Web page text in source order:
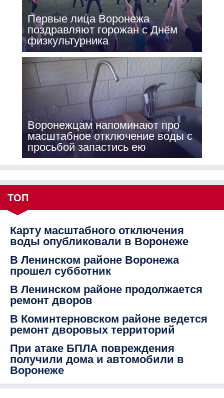
Первые лица Воронежа
поздравляют горожан с Днём
физкультурника
Воронежцам напоминают про
масштабное отключение воды с
просьбой запастись ею
ТОП
Карту масштабного отключения
воды опубликовали в Воронеже
В Ленинском районе Воронежа
прошел субботник
В Ленинском районе продолжается
ремонт дворов
В Коминтерновском районе ведется
ремонт дворовых территорий
При атаке БПЛА повреждения
получили дома и автомобили в
Воронеже